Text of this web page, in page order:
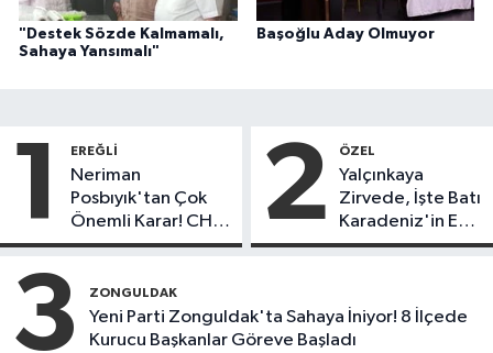
"Destek Sözde Kalmamalı,
Sahaya Yansımalı"
Başoğlu Aday Olmuyor
1 EREĞLI
Neriman
Posbıyık'tan Çok
Önemli Karar! CHP
mi Yeni Parti mi?
2 ÖZEL
Yalçınkaya
Zirvede, İşte Batı
Karadeniz'in En
Başarılı Belediye
3 ZONGULDAK
Yeni Parti Zonguldak'ta Sahaya İniyor! 8 İlçede
Kurucu Başkanlar Göreve Başladı